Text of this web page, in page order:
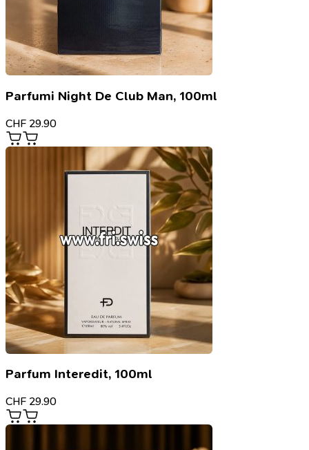
Parfumi Night De Club Man, 100ml
CHF 29.90
Parfum Interedit, 100ml
CHF 29.90